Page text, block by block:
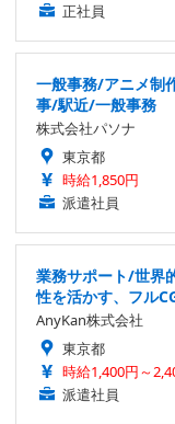
正社員
一般事務/アニメ制
事/駅近/一般事務
株式会社パソナ
東京都
時給1,850円
派遣社員
業務サポート/世界
性を活かす、フル
AnyKan株式会社
東京都
時給1,400円～
派遣社員